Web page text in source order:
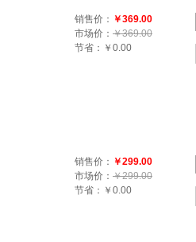
销售价： ￥369.00
市场价： ￥369.00
节省： ￥0.00
销售价： ￥299.00
市场价： ￥299.00
节省： ￥0.00